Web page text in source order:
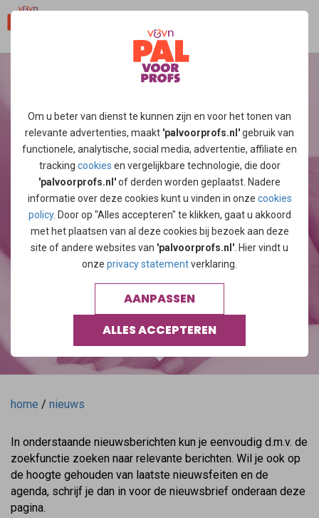
Om u beter van dienst te kunnen zijn en voor het tonen van
relevante advertenties, maakt 'palvoorprofs.nl'gebruik van
functionele, analytische, social media, advertentie, affiliate en
tracking cookies en vergelijkbare technologie, die door
'palvoorprofs.nl'of derden worden geplaatst. Nadere
informatie over deze cookies kunt u vinden in onze cookies
policy. Door op "Alles accepteren" te klikken, gaat u akkoord
met het plaatsen van al deze cookies bij bezoek aan deze
site of andere websites van 'palvoorprofs.nl' . Hier vindt u
onze privacy statementverklaring.
AANPASSEN
ALLES ACCEPTEREN
"WIJ HOUDEN U OP DE
HOOGTE"
VRAGEN? NEEM CONTACT OP
home / nieuws
In onderstaande nieuwsberichten kun je eenvoudig d.m.v. de
zoekfunctie zoeken naar relevante berichten. Wil je ook op
de hoogte gehouden van laatste nieuwsfeiten en de
agenda, schrijf je dan in voor de nieuwsbrief onderaan deze
pagina.